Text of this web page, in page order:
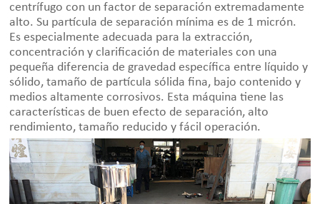
centrífugo con un factor de separación extremadamente
alto. Su partícula de separación mínima es de 1 micrón.
Es especialmente adecuada para la extracción,
concentración y clarificación de materiales con una
pequeña diferencia de gravedad específica entre líquido y
sólido, tamaño de partícula sólida fina, bajo contenido y
medios altamente corrosivos. Esta máquina tiene las
características de buen efecto de separación, alto
rendimiento, tamaño reducido y fácil operación.